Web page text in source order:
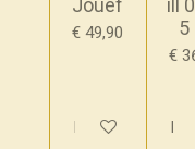
€ 49,90
In winkelwagen
5
€
In